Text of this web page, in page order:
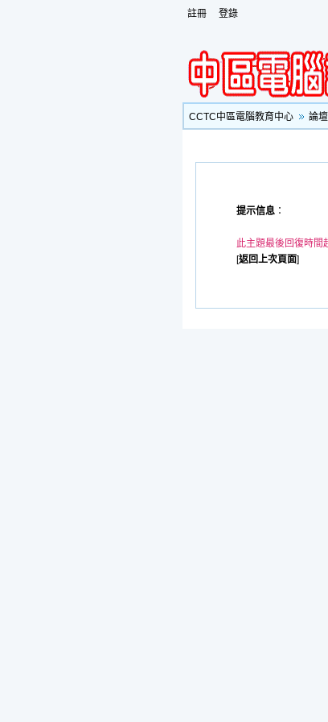
註冊 登錄
CCTC中區電腦教育中心
論壇
提示信息 ：
此主題最後回復時間
[返回上次頁面]